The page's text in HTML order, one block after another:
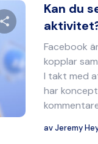
Dela denna
Facebook
Kan du
Facebook
kopplar
I takt med
har
avJeremy